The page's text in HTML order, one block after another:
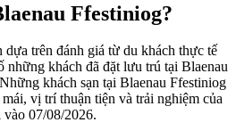
Ffestiniog?
trên đánh giá từ du khách thực tế
những khách đã đặt lưu trú tại Blaenau
khách sạn tại Blaenau Ffestiniog
vị trí thuận tiện và trải nghiệm của
vào 07/08/2026.